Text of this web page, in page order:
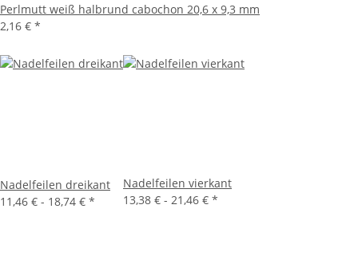
Perlmutt weiß halbrund cabochon 20,6 x 9,3 mm
2,16 € *
Nadelfeilen dreikant
11,46 € - 18,74 € *
Nadelfeilen vierkant
13,38 € - 21,46 € *